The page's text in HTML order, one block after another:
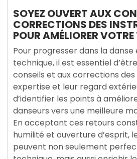
SOYEZ OUVERT AUX
CORRECTIONS DES
POUR AMÉLIORER
Pour progresser dans la
technique, il est essentiel
conseils et aux corrections
expertise et leur regard
d’identifier les points à
danseurs vers une meilleure
En acceptant ces retours
humilité et ouverture d’esprit,
peuvent non seulement